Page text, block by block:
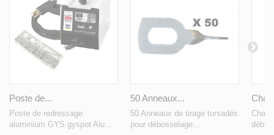
Poste de...
Poste de redressage
aluminium GYS gyspot Alu...
50 Anneaux...
50 Anneaux de tirage torsadés
pour débosselage...